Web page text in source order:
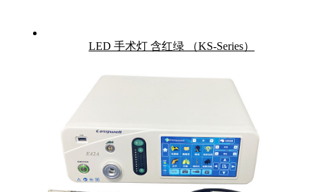
LED 手术灯 含红绿 （KS-Series）